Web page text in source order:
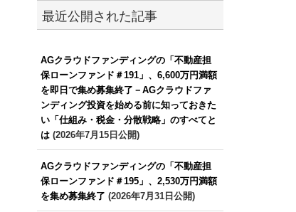
最近公開された記事
AGクラウドファンディングの「不動産担
保ローンファンド＃191」、6,600万円満額
を即日で集め募集終了－AGクラウドファ
ンディング投資を始める前に知っておきた
い「仕組み・税金・分散戦略」のすべてと
は(2026年7月15日公開)
AGクラウドファンディングの「不動産担
保ローンファンド＃195」、2,530万円満額
を集め募集終了 (2026年7月31日公開)